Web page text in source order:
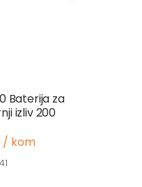
Baterija za
izliv 200
/ kom